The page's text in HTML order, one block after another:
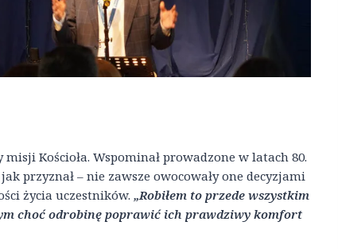
Kościoła. Wspominał prowadzone w latach 80.
przyznał – nie zawsze owocowały one decyzjami
życia uczestników. „Robiłem to przede wszystkim
choć odrobinę poprawić ich prawdziwy komfort